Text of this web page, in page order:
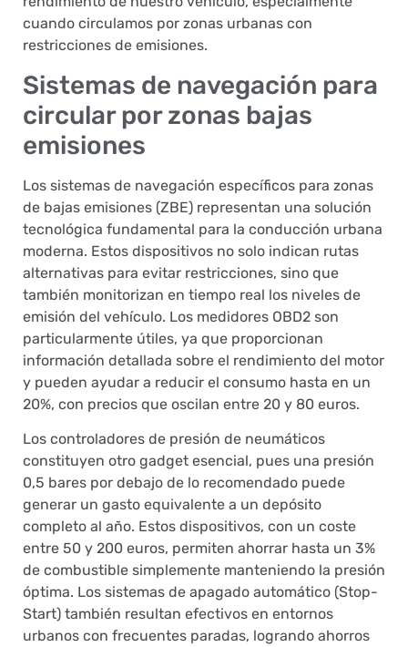
cuando circulamos por zonas urbanas con
restricciones de emisiones.
Sistemas de navegación para
circular por zonas bajas
emisiones
Los sistemas de navegación específicos para zonas
de bajas emisiones (ZBE) representan una solución
tecnológica fundamental para la conducción urbana
moderna. Estos dispositivos no solo indican rutas
alternativas para evitar restricciones, sino que
también monitorizan en tiempo real los niveles de
emisión del vehículo. Los medidores OBD2 son
particularmente útiles, ya que proporcionan
información detallada sobre el rendimiento del motor
y pueden ayudar a reducir el consumo hasta en un
20%, con precios que oscilan entre 20 y 80 euros.
Los controladores de presión de neumáticos
constituyen otro gadget esencial, pues una presión
0,5 bares por debajo de lo recomendado puede
generar un gasto equivalente a un depósito
completo al año. Estos dispositivos, con un coste
entre 50 y 200 euros, permiten ahorrar hasta un 3%
de combustible simplemente manteniendo la presión
óptima. Los sistemas de apagado automático (Stop-
Start) también resultan efectivos en entornos
urbanos con frecuentes paradas, logrando ahorros